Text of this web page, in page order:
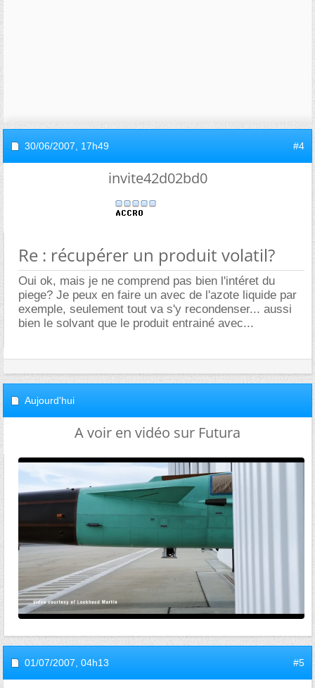
30/06/2007, 17h49 #4
invite42d02bd0
Re : récupérer un produit volatil?
Oui ok, mais je ne comprend pas bien l'intéret du
piege? Je peux en faire un avec de l'azote liquide par
exemple, seulement tout va s'y recondenser... aussi
bien le solvant que le produit entrainé avec...
Aujourd'hui
A voir en vidéo sur Futura
01/07/2007, 04h13 #5